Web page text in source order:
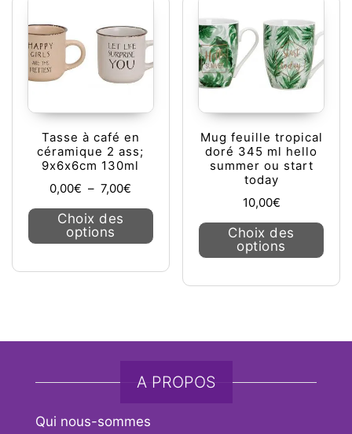
Tasse à café en
céramique 2 ass;
9x6x6cm 130ml
0,00€ – 7,00€ Plage de prix : 0,00€ à 7,00€
Choix des
options
Ce produit a plusieurs variations.
Mug feuille tropical
doré 345 ml hello
summer ou start
today
10,00€
Choix des
options
A PROPOS
Qui nous-sommes